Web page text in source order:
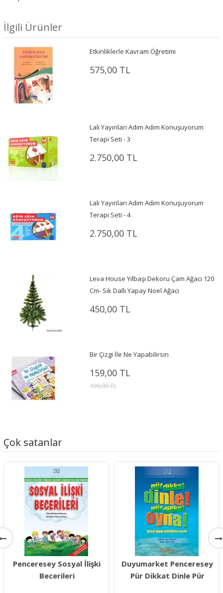
İlgili Ürünler
Etkinliklerle Kavram Öğretimi
575,00 TL
Lali Yayınları Adım Adım Konuşuyorum
Terapi Seti - 3
2.750,00 TL
Lali Yayınları Adım Adım Konuşuyorum
Terapi Seti - 4
2.750,00 TL
Leva House Yılbaşı Dekoru Çam Ağacı 120
Cm- Sık Dallı Yapay Noel Ağacı
450,00 TL
Bir Çizgi İle Ne Yapabilirsin
159,00 TL
199,00 TL
Çok satanlar
Penceresey Sosyal İlişki
Becerileri
Duyumarket Penceresey
Pür Dikkat Dinle Pür